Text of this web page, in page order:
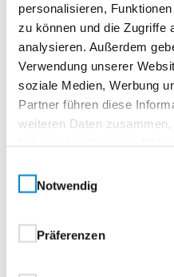
personalisieren,
zu können und die Zugriffe
analysieren. Außerdem
Verwendung unserer
soziale Medien, Werbung
Partner führen diese
weiteren Daten
Notwendig
Präferenzen
organisieren gern ein
direkt im Hotel.
Seminarnummer
410-26-1147-1
Datum
06:30–14:00 Uhr
Seminarzentrum